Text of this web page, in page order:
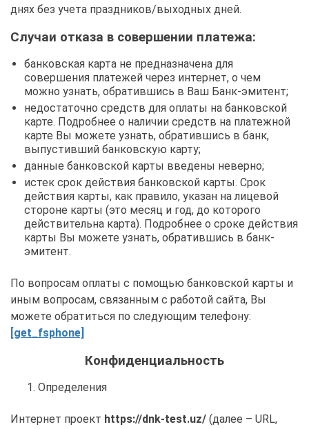
днях без учета праздников/выходных дней.
Случаи отказа в совершении платежа:
банковская карта не предназначена для
совершения платежей через интернет, о чем
можно узнать, обратившись в Ваш Банк-эмитент;
недостаточно средств для оплаты на банковской
карте. Подробнее о наличии средств на платежной
карте Вы можете узнать, обратившись в банк,
выпустивший банковскую карту;
данные банковской карты введены неверно;
истек срок действия банковской карты. Срок
действия карты, как правило, указан на лицевой
стороне карты (это месяц и год, до которого
действительна карта). Подробнее о сроке действия
карты Вы можете узнать, обратившись в банк-
эмитент.
По вопросам оплаты с помощью банковской карты и
иным вопросам, связанным с работой сайта, Вы
можете обратиться по следующим телефону:
[get_fsphone]
Конфиденциальность
Определения
Интернет проект https://dnk-test.uz/ (далее – URL,